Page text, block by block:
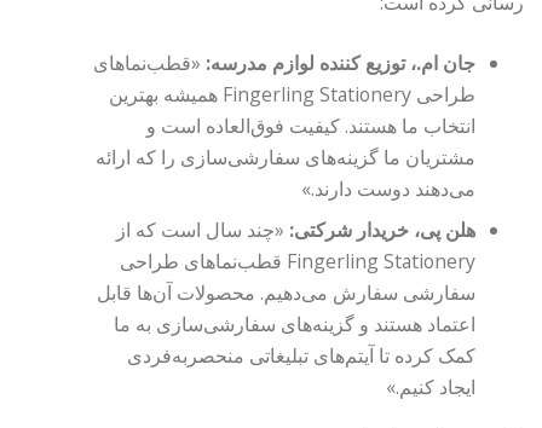
جان ام.، توزیع کننده لوازم مدرسه: «قطب‌نماهای
طراحی Fingerling Stationery همیشه بهترین
انتخاب ما هستند. کیفیت فوق‌العاده است و
مشتریان ما گزینه‌های سفارشی‌سازی را که ارائه
می‌دهند دوست دارند.»
هلن پی، خریدار شرکتی: «چند سال است که از
Fingerling Stationery قطب‌نماهای طراحی
سفارشی سفارش می‌دهیم. محصولات آن‌ها قابل
اعتماد هستند و گزینه‌های سفارشی‌سازی به ما
کمک کرده تا آیتم‌های تبلیغاتی منحصربه‌فردی
ایجاد کنیم.»